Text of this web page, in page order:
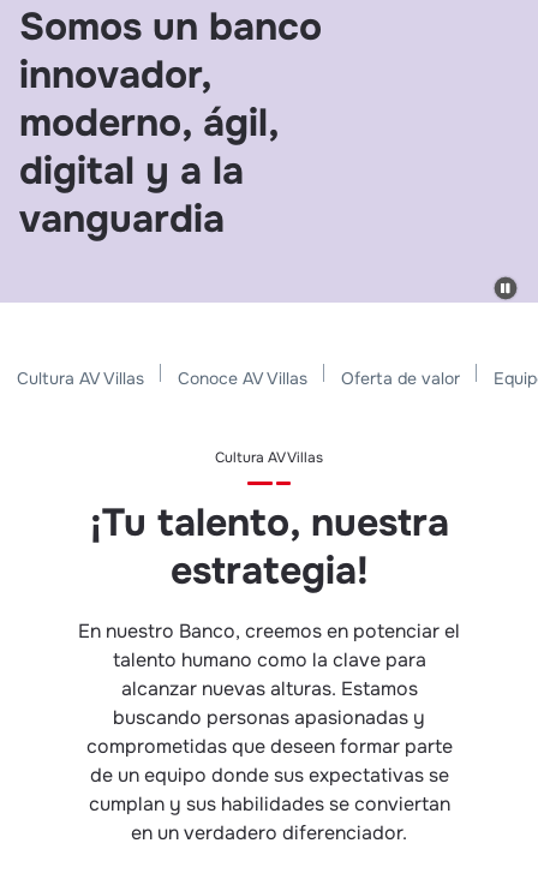
Somos un banco
innovador,
moderno, ágil,
digital y a la
vanguardia
Cultura AV Villas Conoce AV Villas Oferta de valor
Cultura AV Villas
¡Tu talento, nuestra
estrategia!
En nuestro Banco, creemos en potenciar el
talento humano como la clave para
alcanzar nuevas alturas. Estamos
buscando personas apasionadas y
comprometidas que deseen formar parte
de un equipo donde sus expectativas se
cumplan y sus habilidades se conviertan
en un verdadero diferenciador.